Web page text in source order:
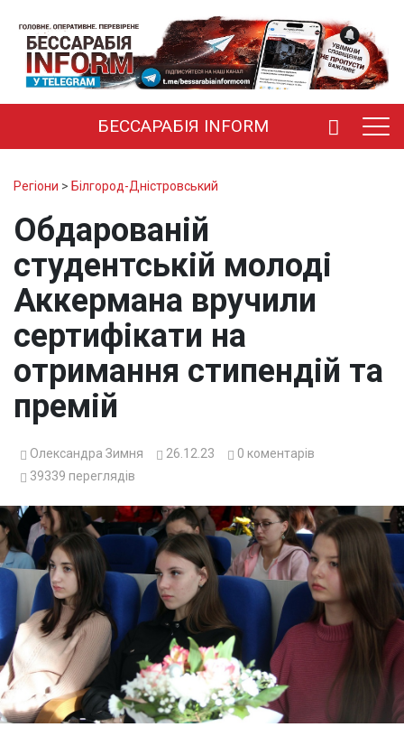
БЕССАРАБІЯ INFORM
Регіони > Білгород-Дністровський
Обдарованій
студентській молоді
Аккермана вручили
сертифікати на
отримання стипендій та
премій
Олександра Зимня 26.12.23 0 коментарів
39339 переглядів